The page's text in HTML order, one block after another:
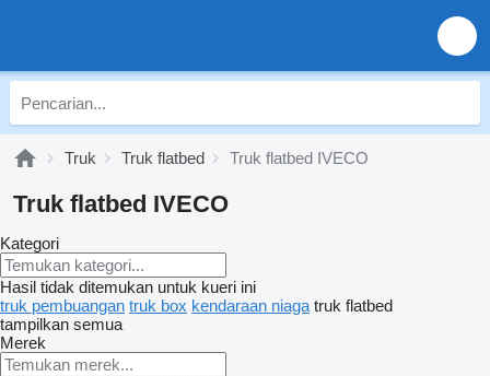
Truk Truk flatbed Truk flatbed IVECO
Truk flatbed IVECO
Kategori
Hasil tidak ditemukan untuk kueri ini
truk pembuangan truk box kendaraan niaga truk flatbed
tampilkan semua
Merek